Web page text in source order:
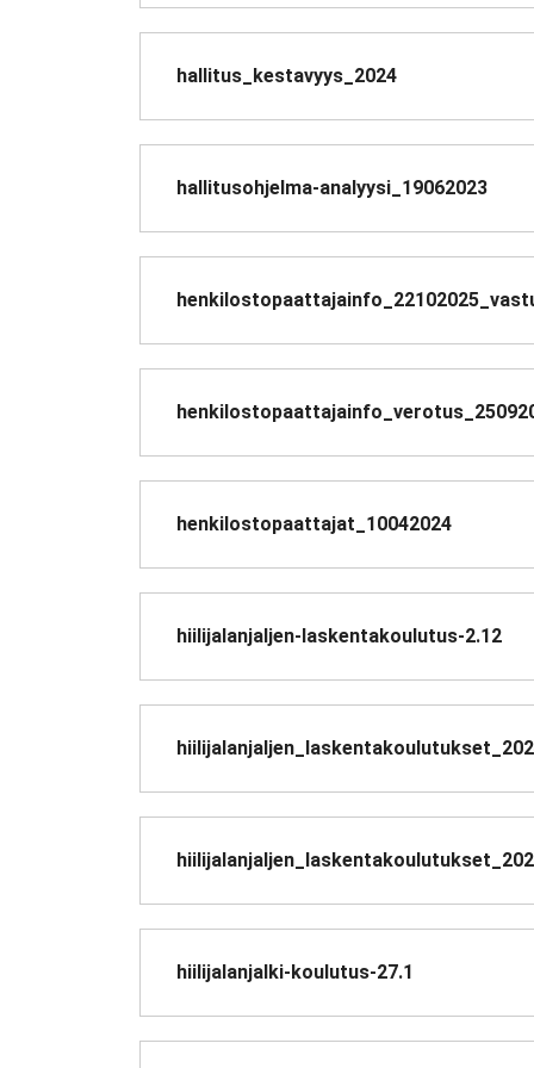
hallitus_kestavyys_2024
hallitusohjelma-analyysi_19062023
henkilostopaattajat_10042024
hiilijalanjaljen-laskentakoulutus-2.12
hiilijalanjalki-koulutus-27.1